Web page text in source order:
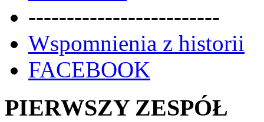
-------------------------
Wspomnienia z historii
FACEBOOK
PIERWSZY ZESPÓŁ